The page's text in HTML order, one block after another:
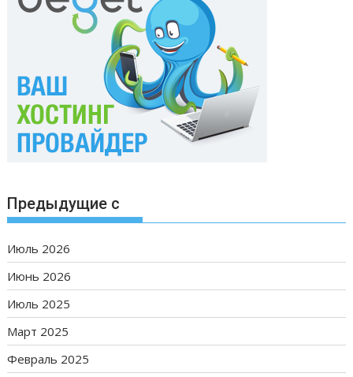
Предыдущие с
Июль 2026
Июнь 2026
Июль 2025
Март 2025
Февраль 2025